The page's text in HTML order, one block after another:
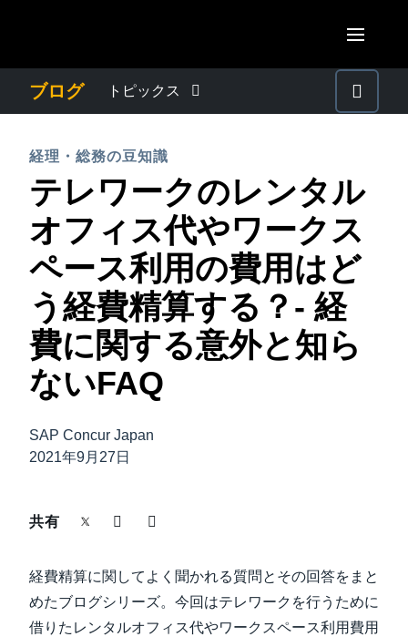
AMERICAS
Canada (Français)
México (Español)
Brasil (Português)
United Kingdom (English)
France (Français)
Deutschland (Deutsch)
Italia (Italiano)
Nederlands (English)
ASIA PACIFIC
Australia (English)
India (English)
日本（日本語)
Singapore (English)
ブログ トピックス
プレスリリース
電子帳簿保存法・インボイス制度
経理・総務の豆知識
出張・経費管理トレンド
導入事例
サステナビリティ
経理・総務の豆知識
テレワークのレンタル
オフィス代やワークス
ペース利用の費用はど
う経費精算する？- 経
費に関する意外と知ら
ないFAQ
SAP Concur Japan
2021年9月27日
共有
経費精算に関してよく聞かれる質問とその回答をまと
めたブログシリーズ。今回はテレワークを行うために
借りたレンタルオフィス代やワークスペース利用費用